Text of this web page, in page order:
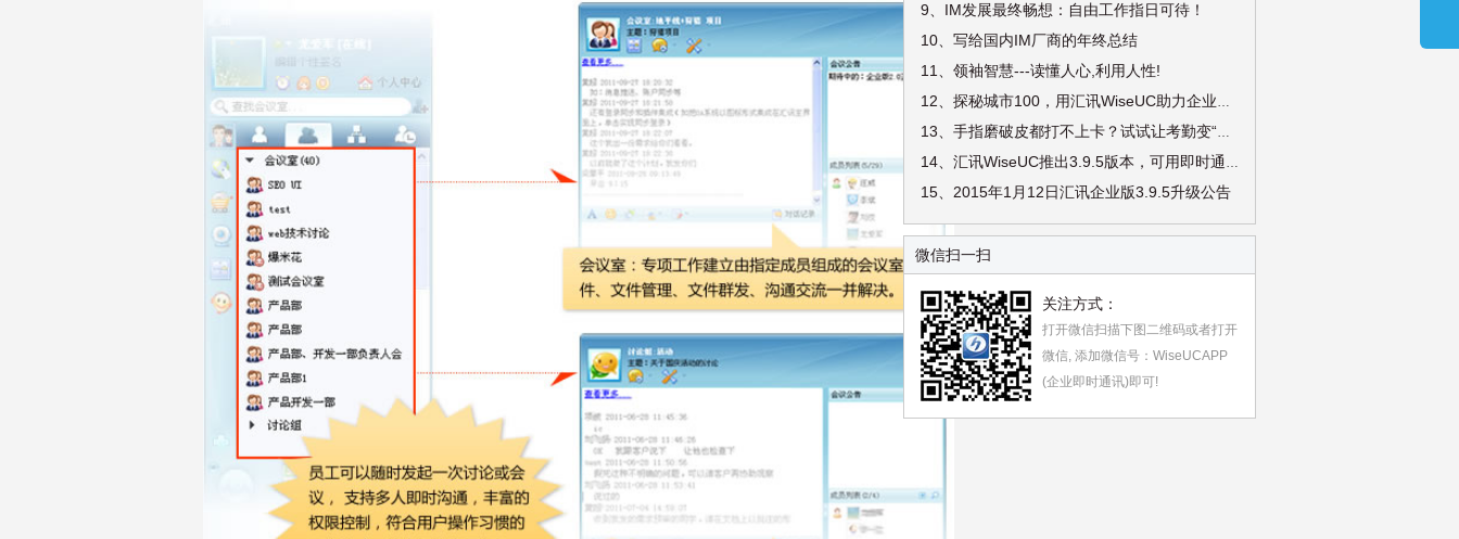
9、IM发展最终畅想：自由工作指日可待！
10、写给国内IM厂商的年终总结
11、领袖智慧---读懂人心,利用人性!
12、探秘城市100，用汇讯WiseUC助力企业高效运营
13、手指磨破皮都打不上卡？试试让考勤变“轻”的汇讯WiseUC吧
14、汇讯WiseUC推出3.9.5版本，可用即时通讯管理工作考勤啦
15、2015年1月12日汇讯企业版3.9.5升级公告
微信扫一扫
关注方式：
打开微信扫描下图二维码或者打开
微信, 添加微信号：WiseUCAPP
(企业即时通讯)即可!